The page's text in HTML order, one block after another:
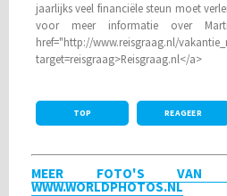
jaarlijks veel financiële steun moet
voor meer informatie over
href="http://www.reisgraag.nl/
target=reisgraag>Reisgraag.nl</a>
TOP REAGEER
MEER FOTO'S VAN
WWW.WORLDPHOTOS.NL